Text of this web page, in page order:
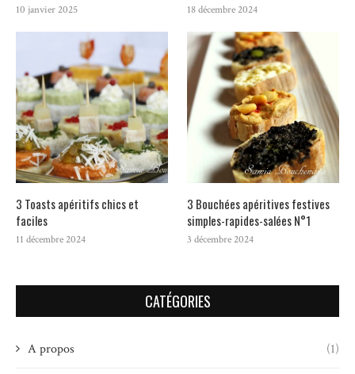
10 janvier 2025 18 décembre 2024
3 Toasts apéritifs chics et
faciles
11 décembre 2024
3 Bouchées apéritives festives
simples-rapides-salées N°1
3 décembre 2024
CATÉGORIES
A propos (1)